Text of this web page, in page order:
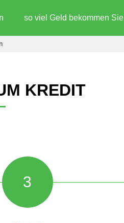
so viel Geld bekommen Sie
KREDIT
3